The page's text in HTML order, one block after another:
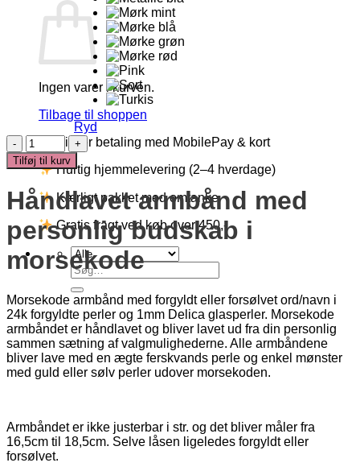
Ingen varer i kurven.
Tilbage til shoppen
Sikker betaling med MobilePay & kort
Hurtig hjemmelevering (2–4 hverdage)
Kærligt pakket med omtanke
Gratis fragt ved køb over 450,-
Søg
efter:
Ryd
Morsekode
Armbånd
-
Familie
antal
Tilføj til kurv
Håndlavet armbånd med
personlig budskab i
morsekode
Morsekode armbånd med forgyldt eller forsølvet ord/navn i
24k forgyldte perler og 1mm Delica glasperler. Morsekode
armbåndet er håndlavet og bliver lavet ud fra din personlig
sammen sætning af valgmulighederne. Alle armbåndene
bliver lave med en ægte ferskvands perle og enkel mønster
med guld eller sølv perler udover morsekoden.
Armbåndet er ikke justerbar i str. og det bliver måler fra
16,5cm til 18,5cm. Selve låsen ligeledes forgyldt eller
forsølvet.